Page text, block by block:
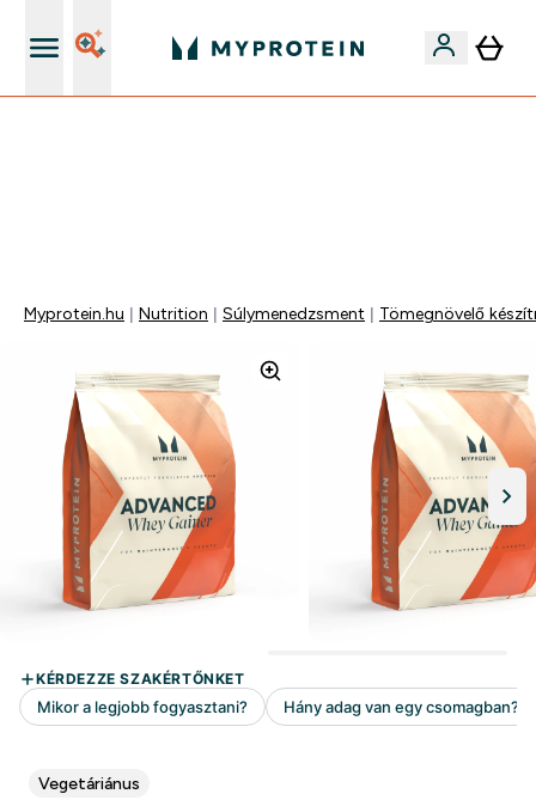
Myprotein.hu Nutrition Súlymenedzsment Tömegnövelő
Vegetáriánus